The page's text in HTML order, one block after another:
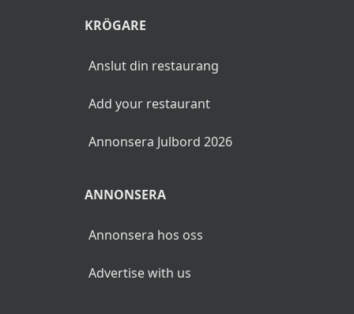
KRÖGARE
Anslut din restaurang
Add your restaurant
Annonsera Julbord 2026
ANNONSERA
Annonsera hos oss
Advertise with us